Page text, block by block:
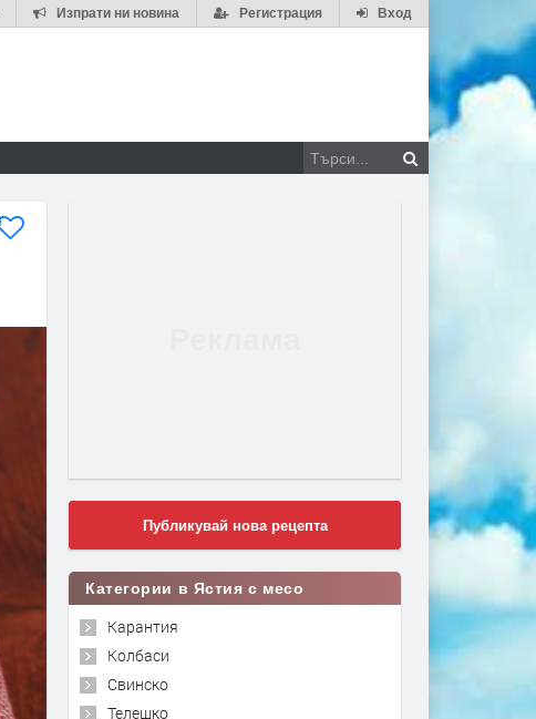
Вход
Регистрация
Изпрати ни новина
Публикувай нова рецепта
Категории в Ястия с месо
Карантия
Колбаси
Свинско
Телешко